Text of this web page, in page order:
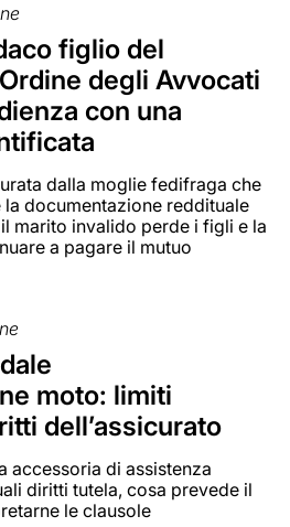
figlio del
degli Avvocati
con una
dalla moglie fedifraga che
documentazione reddituale
marito invalido perde i figli e la
a pagare il mutuo
moto: limiti
dell’assicurato
accessoria di assistenza
diritti tutela, cosa prevede il
le clausole